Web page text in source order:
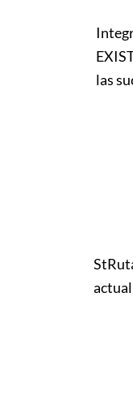
las